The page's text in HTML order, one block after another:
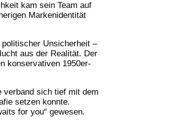
kam sein Team auf
Markenidentität
Unsicherheit –
aus der Realität. Der
konservativen 1950er-
verband sich tief mit dem
setzen konnte.
for you“ gewesen.